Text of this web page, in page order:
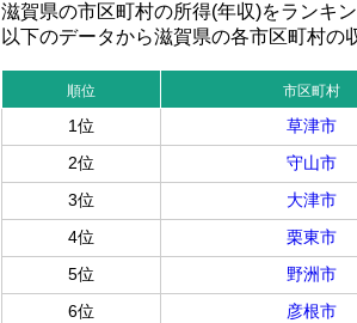
滋賀県の市区町村の所得(年収)をランキ
以下のデータから滋賀県の各市区町村の
順位 市区町村
1位 草津市
2位
守山市
3位
大津市
4位
栗東市
5位
野洲市
6位
彦根市